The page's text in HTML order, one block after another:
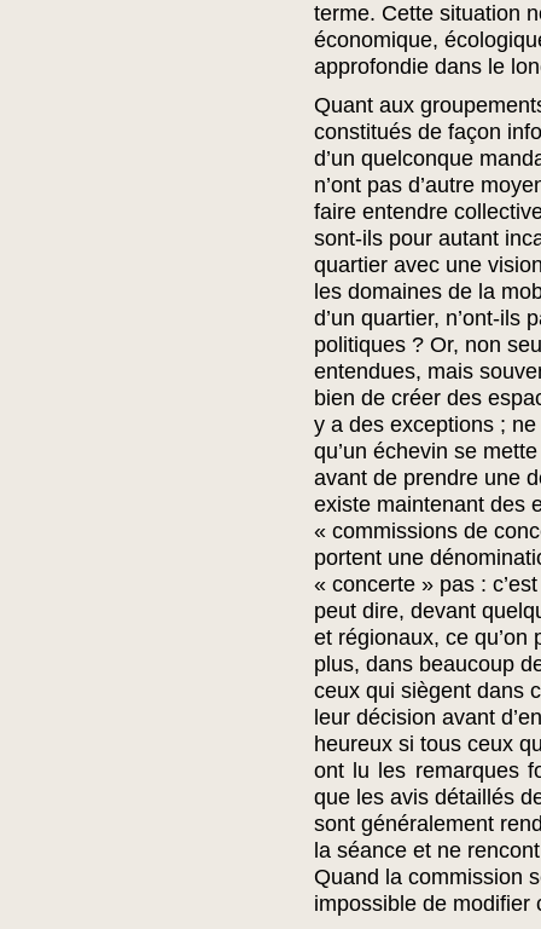
terme. Cette situation
économique,
approfondie dans le
Quant aux
constitués de façon
d’un quelconque
n’ont pas d’autre
faire entendre
sont-ils pour autant
quartier avec une
les domaines de la
d’un quartier, n’ont-ils
politiques ? Or, non
entendues, mais
bien de créer des
y a des exceptions ;
qu’un échevin se
avant de prendre une
existe maintenant des
« commissions de
portent une
« concerte » pas :
peut dire, devant
et régionaux, ce qu’on
plus, dans beaucoup
ceux qui siègent dans
leur décision avant
heureux si tous ceux
ont lu les remarques
que les avis détaillés
sont généralement
la séance et ne
Quand la commission
impossible de modifier